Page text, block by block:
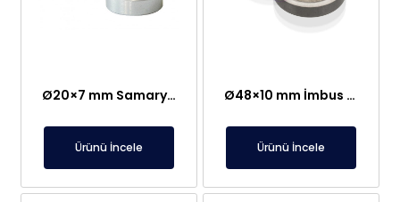
Ø20×7 mm Samaryum Kobalt (SmCo) Mıknatıs
Ürünü İncele
Ø48×10 mm İmbus Bağlantılı SmCo Pot Mıknatıs
Ürünü İncele